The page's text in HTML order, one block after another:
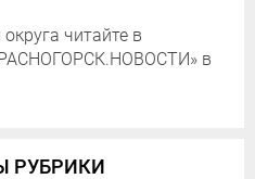
читайте в
в
РУБРИКИ